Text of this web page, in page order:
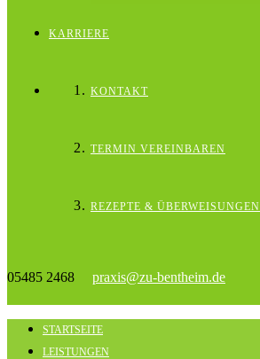
KARRIERE
KONTAKT
TERMIN VEREINBAREN
REZEPTE & ÜBERWEISUNGEN
05485 2468 praxis@zu-bentheim.de
STARTSEITE
LEISTUNGEN